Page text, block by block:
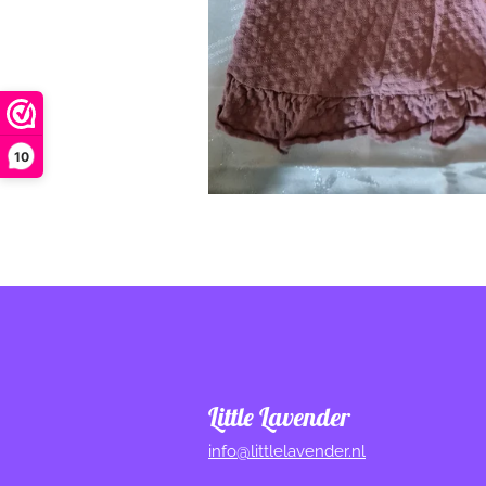
10
Little Lavender
info@littlelavender.nl